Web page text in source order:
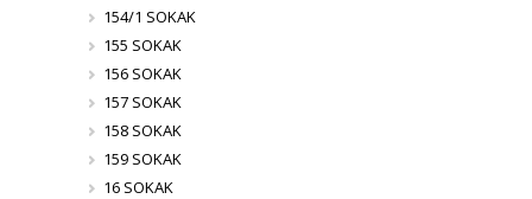
154/1 SOKAK
155 SOKAK
156 SOKAK
157 SOKAK
158 SOKAK
159 SOKAK
16 SOKAK